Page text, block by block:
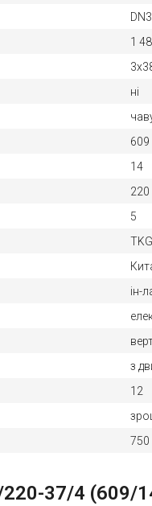
1
ні
609
14
220
5
TKG
ін-
з
12
750
37/4 (609/